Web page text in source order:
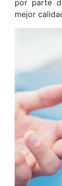
por parte
mejor